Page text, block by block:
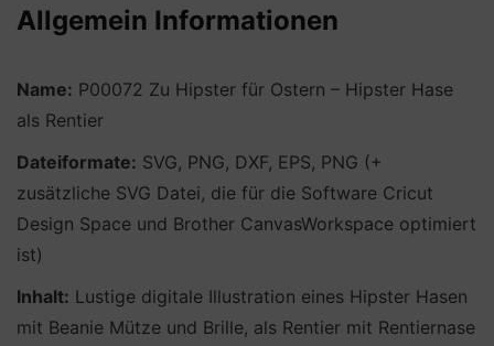
Allgemein Informationen
Name: P00072 Zu Hipster für Ostern – Hipster Hase
als Rentier
Dateiformate: SVG, PNG, DXF, EPS, PNG (+
zusätzliche SVG Datei, die für die Software Cricut
Design Space und Brother CanvasWorkspace optimiert
ist)
Inhalt: Lustige digitale Illustration eines Hipster Hasen
mit Beanie Mütze und Brille, als Rentier mit Rentiernase